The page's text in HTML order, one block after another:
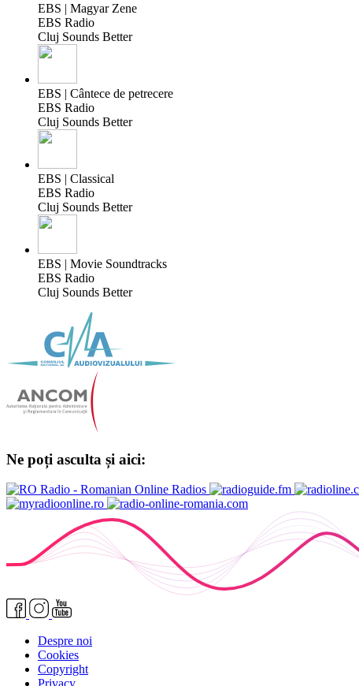
EBS | Magyar Zene
EBS Radio
Cluj Sounds Better
EBS | Cântece de petrecere
EBS Radio
Cluj Sounds Better
EBS | Classical
EBS Radio
Cluj Sounds Better
EBS | Movie Soundtracks
EBS Radio
Cluj Sounds Better
Ne poți asculta și aici:
Despre noi
Cookies
Copyright